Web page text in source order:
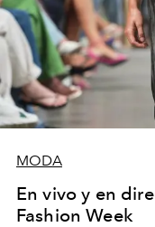
MODA
En vivo y en
Fashion Week